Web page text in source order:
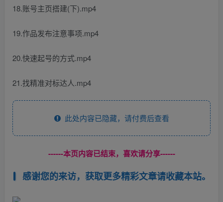
18.账号主页搭建(下).mp4
19.作品发布注意事项.mp4
20.快速起号的方式.mp4
21.找精准对标达人.mp4
此处内容已隐藏，请付费后查看
------本页内容已结束，喜欢请分享------
感谢您的来访，获取更多精彩文章请收藏本站。